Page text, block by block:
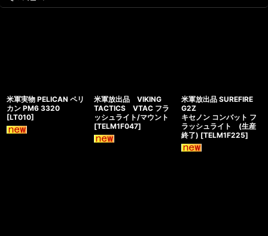
米軍実物 PELICAN ペリ
カン PM6 3320
[LT010]
米軍放出品 VIKING
TACTICS VTAC フラ
ッシュライト/マウント
[TELM1F047]
米軍放出品 SUREFIRE
G2Z
キセノン コンバット フ
ラッシュライト (生産
終了) [TELM1F225]